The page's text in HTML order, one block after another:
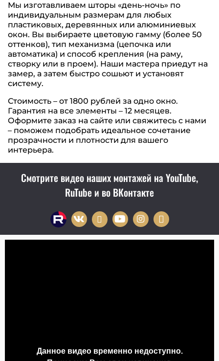
Мы изготавливаем шторы «день-ночь» по
индивидуальным размерам для любых
пластиковых, деревянных или алюминиевых
окон. Вы выбираете цветовую гамму (более 50
оттенков), тип механизма (цепочка или
автоматика) и способ крепления (на раму,
створку или в проем). Наши мастера приедут на
замер, а затем быстро сошьют и установят
систему.
Стоимость – от 1800 рублей за одно окно.
Гарантия на все элементы – 12 месяцев.
Оформите заказ на сайте или свяжитесь с нами
– поможем подобрать идеальное сочетание
прозрачности и плотности для вашего
интерьера.
Смотрите видео наших монтажей на YouTube,
RuTube и во ВКонтакте